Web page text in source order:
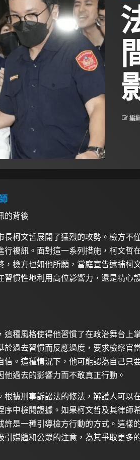
編
的背後
柯文哲展開了猛烈的攻勢。檢方不
複訊。面對這一系列措施，柯文哲
檢方也如他所願，當庭宣告逮捕柯
慣性地利用高位影響力，還是精心
種風格使得他習慣了在政治舞台上
過去習慣而反應過度，要求檢察官
。這種情況下，他可能認為自己只
過去的影響力而不敢真正行動。
據刑事訴訟法的修法，辯護人可以
中檢閱證據。如果柯文哲及其律師
是一種引導檢方行動的方式。這樣
媒體和公眾的注意，為其爭取更多